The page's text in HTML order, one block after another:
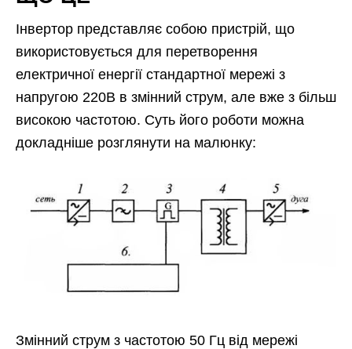
Інвертор представляє собою пристрій, що
використовується для перетворення
електричної енергії стандартної мережі з
напругою 220В в змінний струм, але вже з більш
високою частотою. Суть його роботи можна
докладніше розглянути на малюнку:
Змінний струм з частотою 50 Гц від мережі